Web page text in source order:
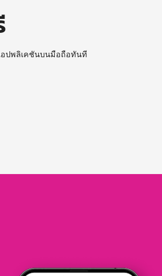
อปพลิเคชันบนมือถือทันที